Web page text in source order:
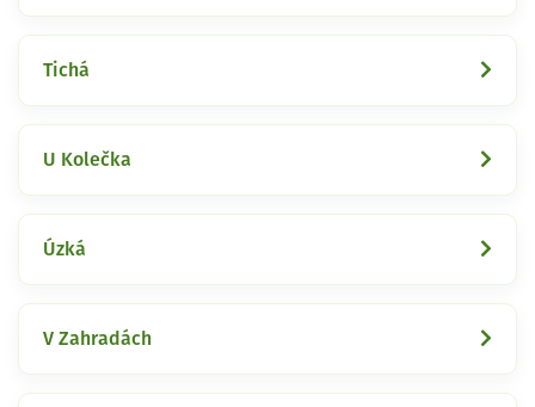
Tichá
U Kolečka
Úzká
V Zahradách